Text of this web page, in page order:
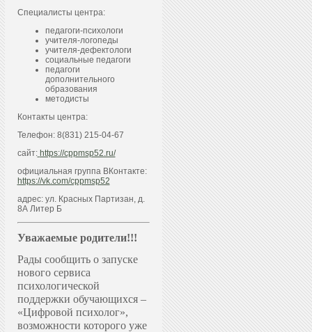
Специалисты центра:
педагоги-психологи
учителя-логопеды
учителя-дефектологи
социальные педагоги
педагоги
дополнительного
образования
методисты
Контакты центра:
Телефон: 8(831) 215-04-67
сайт: https://cppmsp52.ru/
официальная группа ВКонтакте:
https://vk.com/cppmsp52
адрес: ул. Красных Партизан, д.
8А Литер Б
Уважаемые родители!!!
Рады сообщить о запуске
нового сервиса
психологической
поддержки обучающихся –
«Цифровой психолог»,
возможности которого уже